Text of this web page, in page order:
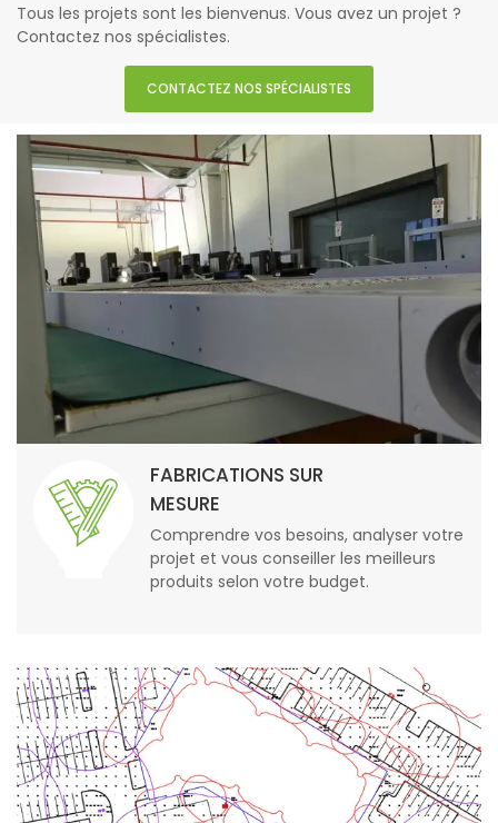
Tous les projets sont les bienvenus. Vous avez un projet ?
Contactez nos spécialistes.
CONTACTEZ NOS SPÉCIALISTES
FABRICATIONS SUR
MESURE
Comprendre vos besoins, analyser votre
projet et vous conseiller les meilleurs
produits selon votre budget.